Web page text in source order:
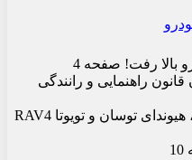
بالا رفت! صفحه 4
راهنمایی و رانندگی
مقایسه گرند ویتارا، نیسان قشقایی، هیوندای توسان و تویوتا RAV4